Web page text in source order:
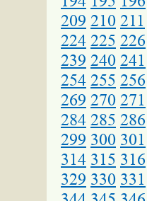
209 210 211
224 225 226
239 240 241
254 255 256
269 270 271
284 285 286
299 300 301
314 315 316
329 330 331